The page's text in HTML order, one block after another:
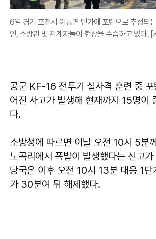
6일 경기 포천시 이동면 민가에 포탄으로 추정되
인, 소방관 및 관계자들이 현장을 수습하고 있다.
공군 KF-16 전투기 실사격 훈련 중 포
어진 사고가 발생해 현재까지 15명이
다.
소방청에 따르면 이날 오전 10시 5분
노곡리에서 폭발이 발생했다는 신고
당국은 이후 오전 10시 13분 대응 1단
가 30분여 뒤 해제했다.